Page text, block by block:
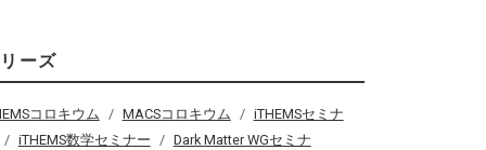
ーズ
コロキウム MACSコロキウム
iTHEMSセミナ
iTHEMS数学セミナー
Dark Matter WGセミナ